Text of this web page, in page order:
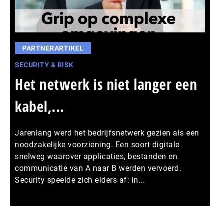
PARTNERARTIKEL
SECURITY & RISK
Het netwerk is niet langer een
kabel,...
Jarenlang werd het bedrijfsnetwerk gezien als een
noodzakelijke voorziening. Een soort digitale
snelweg waarover applicaties, bestanden en
communicatie van A naar B werden vervoerd.
Security speelde zich elders af: in...